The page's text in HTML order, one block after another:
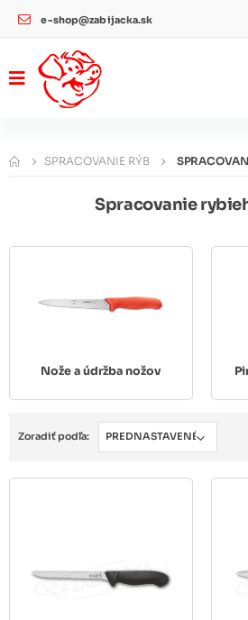
e-shop@zabijacka.sk
SPRACOVANIE RÝB
Spracovanie
Nože a údržba nožov
Zoradiť podľa: